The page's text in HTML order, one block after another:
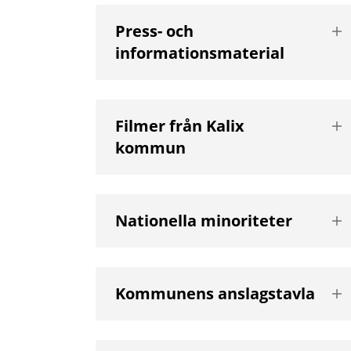
Press- och
informationsmaterial
Visa
Filmer från Kalix
kommun
Visa
Nationella minoriteter
Visa
Kommunens anslagstavla
Visa